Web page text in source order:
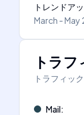
トレンドア
March - May
トラ
トラフィッ
Mail: